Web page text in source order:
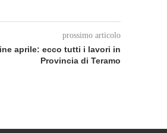
prossimo articolo
aprile: ecco tutti i lavori in
Provincia di Teramo